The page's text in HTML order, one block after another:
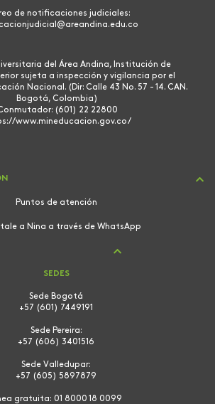
de notificaciones judiciales:
del Área Andina, Institución de
sujeta a inspección y vigilancia por el
Nacional. (Dir: Calle 43 No. 57 - 14. CAN.
Bogotá, Colombia)
(601) 22 22800
www.mineducacion.gov.co/
Puntos de atención
a Nina a través de WhatsApp
SEDES
Sede Bogotá
+57 (601) 7449191
Sede Pereira:
+57 (606) 3401516
Sede Valledupar:
+57 (605) 5897879
gratuita: 01 8000 18 0099